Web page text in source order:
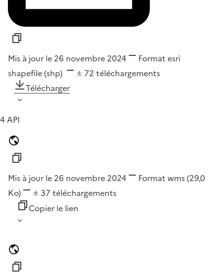
Mis à jour le 26 novembre 2024 Format esri
shapefile (shp)
72 téléchargements
Télécharger
4 API
Mis à jour le 26 novembre 2024 Format wms(29,0
Ko)
37 téléchargements
Copier le lien